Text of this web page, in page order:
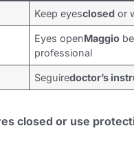
Keep eyesclosed or
Eyes openMaggio
professional
Seguiredoctor’s
closed or use